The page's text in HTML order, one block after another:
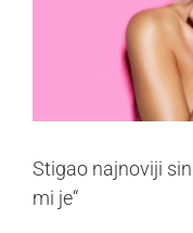
Stigao najnoviji
mi je“